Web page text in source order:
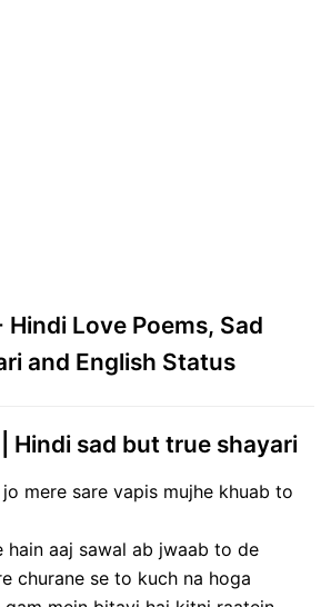
Hindi Love Poems, Sad
and English Status
Hindi sad but true shayari
mere sare vapis mujhe khuab to
hain aaj sawal ab jwaab to de
churane se to kuch na hoga